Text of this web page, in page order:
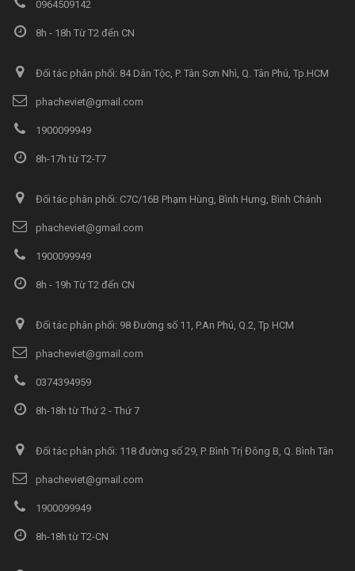
0964509142
8h - 18h Từ T2 đến CN
Đối tác phân phối: 84 Dân Tộc, P. Tân Sơn Nhì, Q. Tân Phú, Tp.HCM
phacheviet@gmail.com
1900099949
8h-17h từ T2-T7
Đối tác phân phối: C7C/16B Phạm Hùng, Bình Hưng, Bình Chánh
phacheviet@gmail.com
1900099949
8h - 19h Từ T2 đến CN
Đối tác phân phối: 98 Đường số 11, P.An Phú, Q.2, Tp HCM
phacheviet@gmail.com
0374394959
8h-18h từ Thứ 2 - Thứ 7
Đối tác phân phối: 118 đường số 29, P. Bình Trị Đông B, Q. Bình Tân
phacheviet@gmail.com
1900099949
8h-18h từ T2-CN